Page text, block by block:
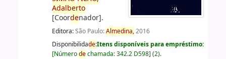
Adalberto
[Coordenador].
Editora:São Paulo:Almedina,2016
Disponibilidade:Itens disponíveis para empréstimo:
[Númerodechamada:342.2 D598] (2).